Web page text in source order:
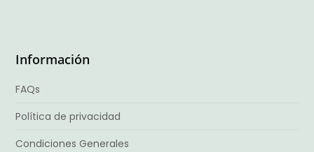
Información
FAQs
Política de privacidad
Condiciones Generales